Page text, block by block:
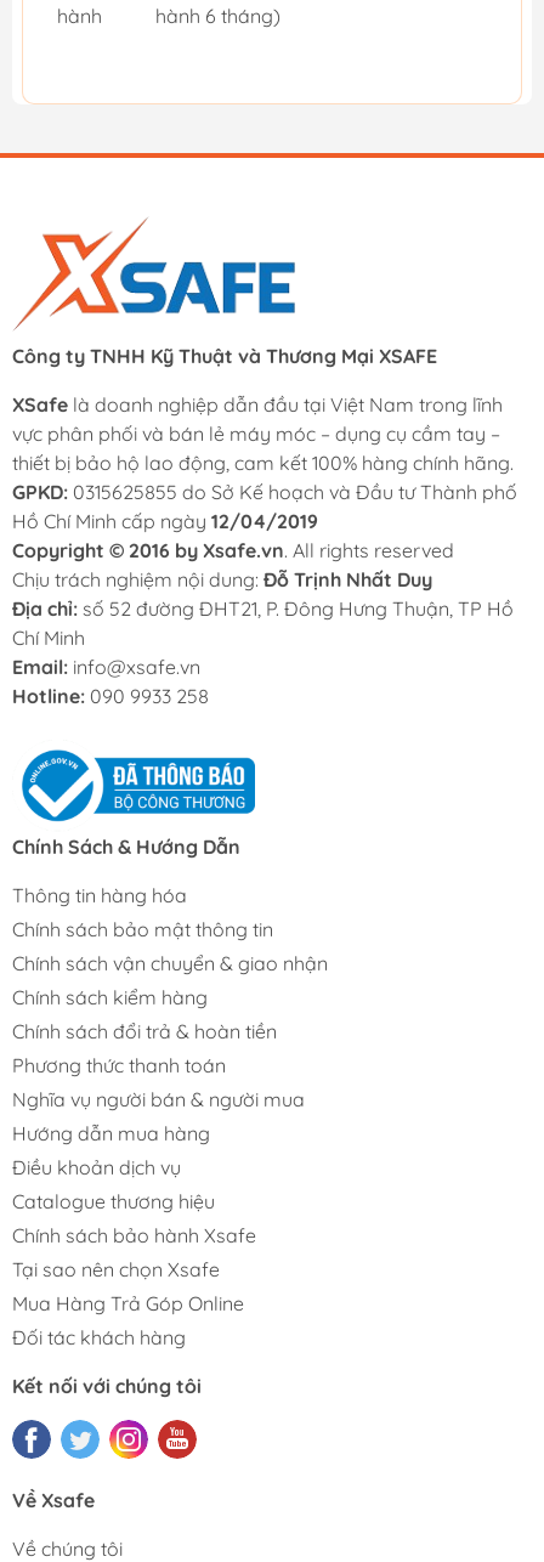
hành
hành 6 tháng)
Công ty TNHH Kỹ Thuật và Thương Mại XSAFE
XSafe là doanh nghiệp dẫn đầu tại Việt Nam trong lĩnh
vực phân phối và bán lẻ máy móc – dụng cụ cầm tay –
thiết bị bảo hộ lao động, cam kết 100% hàng chính hãng.
GPKD: 0315625855 do Sở Kế hoạch và Đầu tư Thành phố
Hồ Chí Minh cấp ngày 12/04/2019
Copyright © 2016 by Xsafe.vn. All rights reserved
Chịu trách nghiệm nội dung: Đỗ Trịnh Nhất Duy
Địa chỉ: số 52 đường ĐHT21, P. Đông Hưng Thuận, TP Hồ
Chí Minh
Email: info@xsafe.vn
Hotline: 090 9933 258
Chính Sách & Hướng Dẫn
Thông tin hàng hóa
Chính sách bảo mật thông tin
Chính sách vận chuyển & giao nhận
Chính sách kiểm hàng
Chính sách đổi trả & hoàn tiền
Phương thức thanh toán
Nghĩa vụ người bán & người mua
Hướng dẫn mua hàng
Điều khoản dịch vụ
Catalogue thương hiệu
Chính sách bảo hành Xsafe
Tại sao nên chọn Xsafe
Mua Hàng Trả Góp Online
Đối tác khách hàng
Kết nối với chúng tôi
Về Xsafe
Về chúng tôi